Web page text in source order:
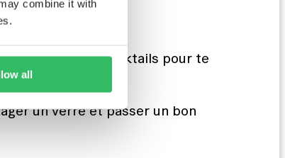
combine it with
all
sûr quelques cocktails pour te
un verre et passer un bon